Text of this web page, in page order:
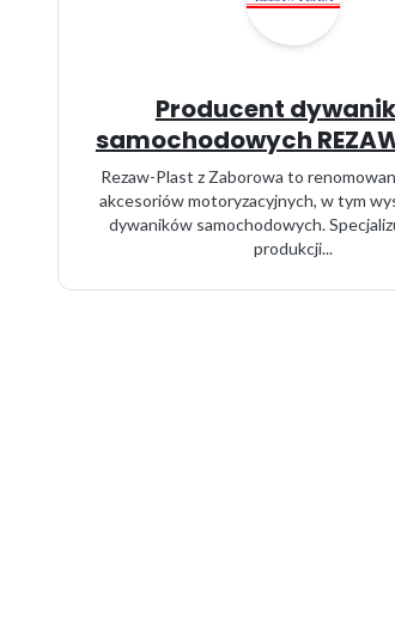
Producent
samochodowych
Rezaw-Plast z Zaborowa to
akcesoriów motoryzacyjnych, w tym
dywaników samochodowych.
produkcji...